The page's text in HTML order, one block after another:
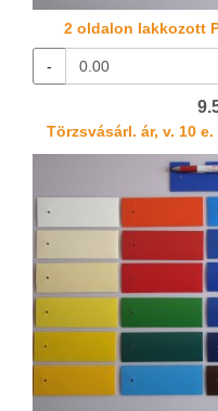
2 oldalon lakkozott
-
Törzsvásárl. ár, v. 10